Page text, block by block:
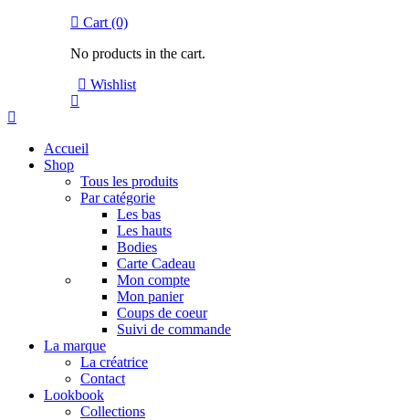
Cart (0)
No products in the cart.
Wishlist
Accueil
Shop
Tous les produits
Par catégorie
Les bas
Les hauts
Bodies
Carte Cadeau
Mon compte
Mon panier
Coups de coeur
Suivi de commande
La marque
La créatrice
Contact
Lookbook
Collections